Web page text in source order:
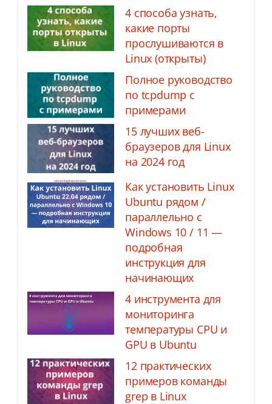
4 способа узнать,
какие порты
прослушиваются в
Linux (открыты)
Полное руководство
по tcpdump с
примерами
15 лучших веб-
браузеров для Linux
на 2024 год
Как установить Linux
Ubuntu рядом /
параллельно с
Windows 10 / 11 —
подробная
инструкция для
начинающих
4 инструмента для
мониторинга
температуры CPU и
GPU в Ubuntu
12 практических
примеров команды
grep в Linux